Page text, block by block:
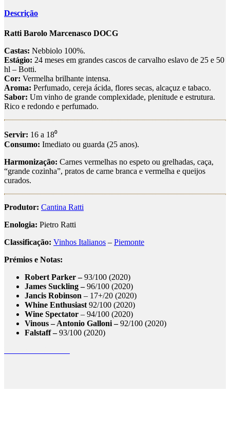
Descrição
Ratti Barolo Marcenasco DOCG
Castas: Nebbiolo 100%.
Estágio: 24 meses em grandes cascos de carvalho eslavo de 25 e 50
hl – Botti.
Cor: Vermelha brilhante intensa.
Aroma: Perfumado, cereja ácida, flores secas, alcaçuz e tabaco.
Sabor: Um vinho de grande complexidade, plenitude e estrutura.
Rico e redondo e perfumado.
Servir: 16 a 18⁰
Consumo: Imediato ou guarda (25 anos).
Harmonização: Carnes vermelhas no espeto ou grelhadas, caça,
“grande cozinha”, pratos de carne branca e vermelha e queijos
curados.
Produtor: Cantina Ratti
Enologia: Pietro Ratti
Classificação: Vinhos Italianos – Piemonte
Prémios e Notas:
Robert Parker –93/100 (2020)
James Suckling –96/100 (2020)
Jancis Robinson – 17+/20 (2020)
Whine Enthusiast 92/100 (2020)
Wine Spectator – 94/100 (2020)
Vinous – Antonio Galloni –92/100 (2020)
Falstaff –93/100 (2020)